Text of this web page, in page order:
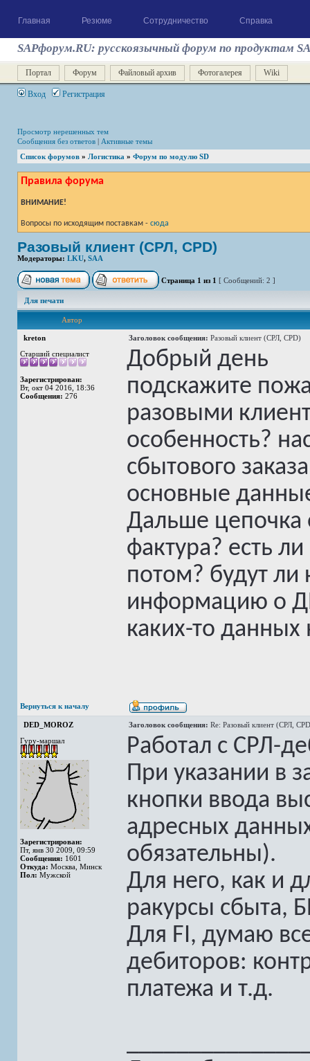
Главная Резюме Сотрудничество Справка
SAPфорум.RU: русскоязычный форум по продуктам
Портал Форум Файловый архив Фотогалерея Wiki
Вход Регистрация
Просмотр нерешенных тем
Сообщения без ответов | Активные темы
Список форумов » Логистика » Форум по модулю SD
Правила форума
ВНИМАНИЕ!
Вопросы по исходящим поставкам - сюда
Разовый клиент (СРЛ, CPD)
Модераторы: LKU, SAA
Страница 1 из 1 [ Сообщений: 2 ]
Для печати
Автор
kreton Заголовок сообщения: Разовый клиент (СРЛ, CPD)
Старший специалист
Зарегистрирован:
Вт, окт 04 2016, 18:36
Сообщения: 276
Добрый день
подскажите
разовыми
особенность?
сбытового
основные
Дальше цепочка
фактура? есть
потом? будут ли
информацию о
каких-то данных
Вернуться к началу
DED_MOROZ Заголовок сообщения: Re: Разовый клиент (СРЛ,
Гуру-маршал
Зарегистрирован:
Пт, янв 30 2009, 09:59
Сообщения: 1601
Откуда: Москва, Минск
Пол: Мужской
Работал с CРЛ-
При указании в
кнопки ввода
адресных
обязательны).
Для него, как и
ракурсы сбыта,
Для FI, думаю
дебиторов:
платежа и т.д.